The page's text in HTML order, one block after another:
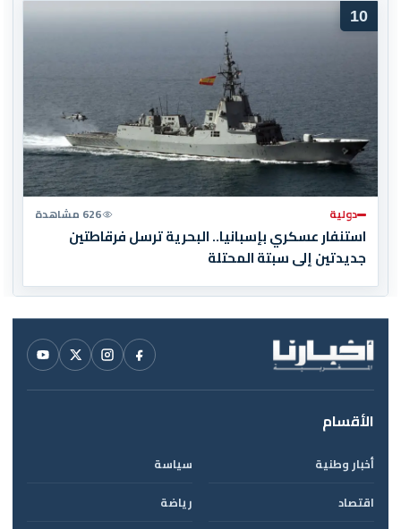
10
دولية 626 مشاهدة
استنفار عسكري بإسبانيا.. البحرية ترسل فرقاطتين
جديدتين إلى سبتة المحتلة
الأقسام
أخبار وطنية
سياسة
اقتصاد
رياضة